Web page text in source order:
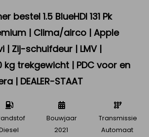
bestel 1.5 BlueHDI 131 Pk
| Clima/airco | Apple
| Zij-schuifdeur | LMV |
kg trekgewicht | PDC voor en
| DEALER-STAAT
Bouwjaar
2021
Transmissie
Automaat